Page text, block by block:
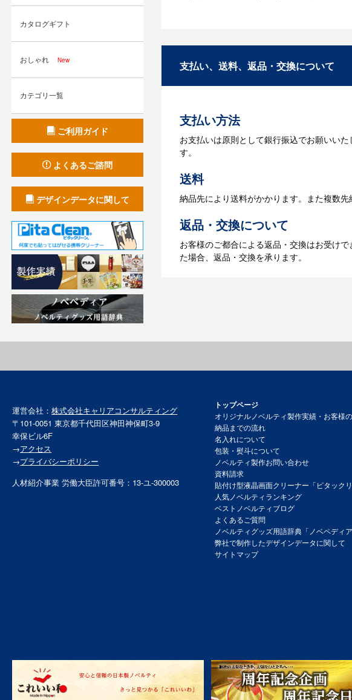
3.発注・データ入稿
お見積書を元に、製作が決定しましたら、
4.納品
【名入れをする場合】データのご入稿後３
【名入れなしの場合】在庫がある場合、3～5
支払い、送料、返品・交換について
支払い方法
お支払いは原則として銀行振込でお願いい
す。
送料
納品先により送料がかかります。また複数
返品・交換について
お客様のご都合による返品・交換はお受け
た場合、返品・交換を承ります。
カタログギフト
おしゃれ New
カテゴリ一覧
ご利用ガイド
よくあるご諮問
デザインデータに関して
運営会社：株式会社キャリアコンサルティング
〒101-0051 東京都千代田区神田神保町3-9
幸保ビル6F
→アクセス
→プライバシーポリシー
人材紹介事業 労働大臣許可番号：13-ユ-300003
トップページ
オリジナルノベルティ製作実績・お客様
納品までの流れ
名入れについて
包装・熨斗について
ノベルティ製作お問い合わせ
資料請求
貼付け型液晶画面クリーナー「ピタックリ
人気ノベルティランキング
ベストノベルティブログ
よくあるご質問
ノベルティグッズ用語辞典「ノベペディア
弊社で制作したデザインデータに関して
サイトマップ